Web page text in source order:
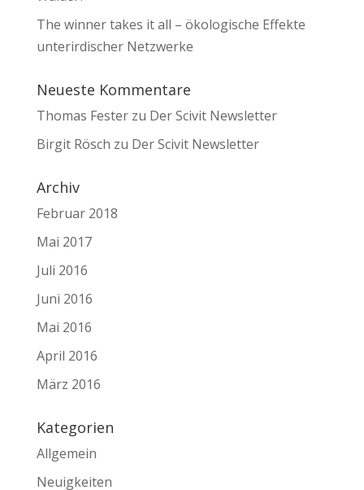
The winner takes it all – ökologische Effekte
unterirdischer Netzwerke
Neueste Kommentare
Thomas Festerzu Der Scivit Newsletter
Birgit Rösch zu Der Scivit Newsletter
Archiv
Februar 2018
Mai 2017
Juli 2016
Juni 2016
Mai 2016
April 2016
März 2016
Kategorien
Allgemein
Neuigkeiten